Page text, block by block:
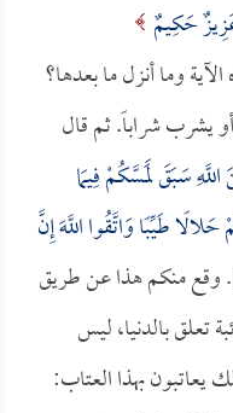
حَكِيمٌ
الآية وما أنزل ما بعدها؟
يشرب شراباً. ثم قال
سَبَقَ لَمَسَّكُمْ فِيمَا
طَيِّبًا وَاتَّقُوا اللَّهَ إِنَّ
69]. وقع منكم هذا عن طريق
تعلق بالدنيا، ليس
بهذا العتاب: